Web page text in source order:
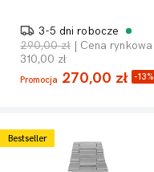
3-5 dni robocze
290,00 zł | Cena rynkowa
310,00 zł
Promocja 270,00 zł -13%
Bestseller